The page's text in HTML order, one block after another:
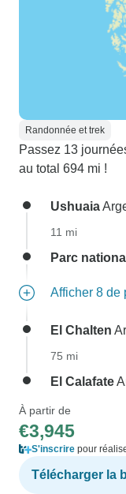
Randonnée et trek
Passez 13
au total 694 mi !
Ushuaia
11 mi
Parc
Afficher 8 de
El Chalten
75 mi
El Calafate
À partir de
€3,945
S'inscrire pour
Télécharger la